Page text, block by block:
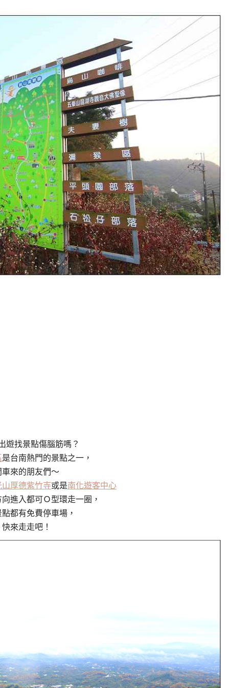
遊找景點傷腦筋嗎？
是台南熱門的景點之一，
車來的朋友們～
山厚德紫竹寺或是南化遊客中心
進入都可Ｏ型環走一圈，
都有免費停車場，
快來走走吧！